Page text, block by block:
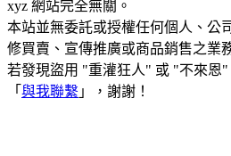
xyz 網站完全無關。
本站並無委託或授權任何個人、公
修買賣、宣傳推廣或商品銷售之業
若發現盜用 "重灌狂人" 或 "不來恩
「 與我聯繫 」，謝謝！